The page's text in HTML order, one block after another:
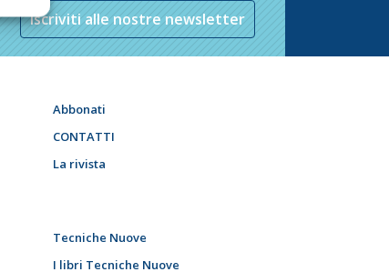
Iscriviti alle nostre newsletter
Abbonati
CONTATTI
La rivista
Tecniche Nuove
I libri Tecniche Nuove